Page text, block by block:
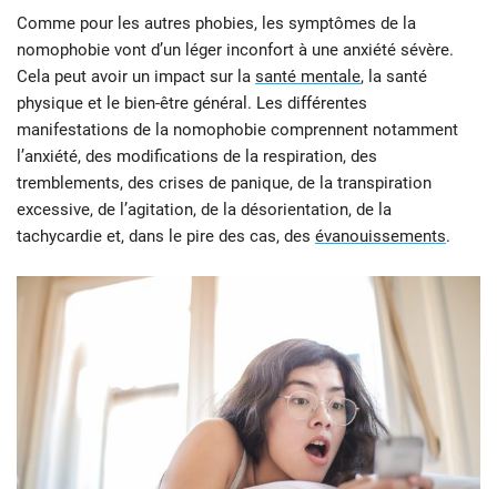
Comme pour les autres phobies, les symptômes de la
nomophobie vont d’un léger inconfort à une anxiété sévère.
Cela peut avoir un impact sur la santé mentale, la santé
physique et le bien-être général. Les différentes
manifestations de la nomophobie comprennent notamment
l’anxiété, des modifications de la respiration, des
tremblements, des crises de panique, de la transpiration
excessive, de l’agitation, de la désorientation, de la
tachycardie et, dans le pire des cas, des évanouissements.